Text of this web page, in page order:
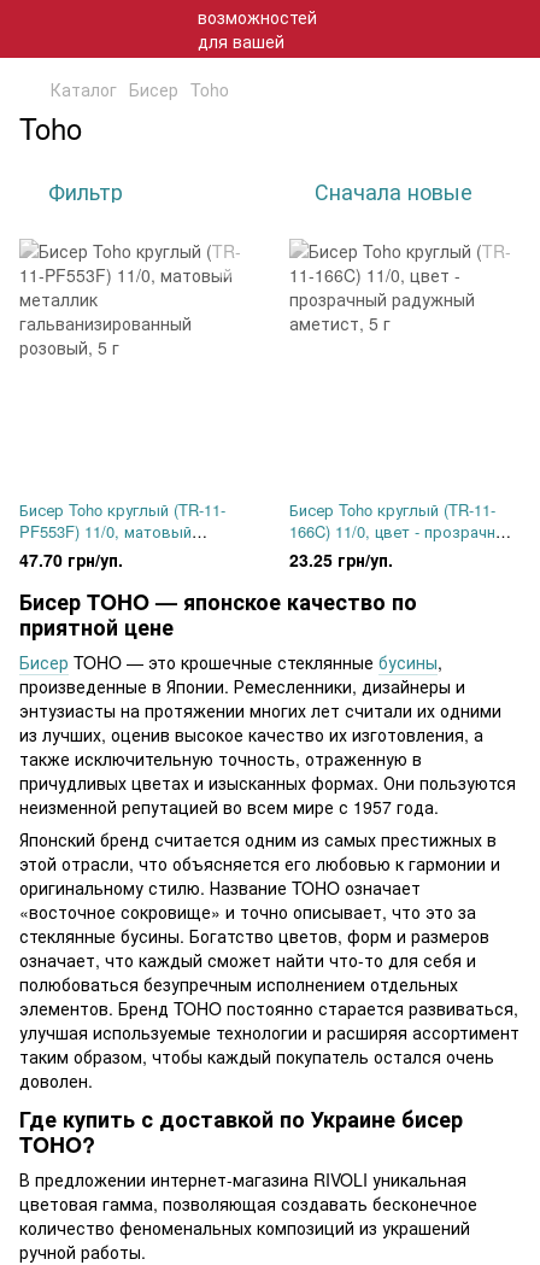
Каталог Бисер Toho
Toho
Фильтр Сначала новые
Бисер Toho круглый (TR-11-
PF553F) 11/0, матовый
металлик
гальванизированный
розовый, 5 г
47.70 грн/уп.
Бисер Toho круглый (TR-11-
166C) 11/0, цвет - прозрачный
радужный аметист, 5 г
23.25 грн/уп.
Бисер TOHO — японское качество по
приятной цене
Бисер TOHO — это крошечные стеклянные бусины,
произведенные в Японии. Ремесленники, дизайнеры и
энтузиасты на протяжении многих лет считали их одними
из лучших, оценив высокое качество их изготовления, а
также исключительную точность, отраженную в
причудливых цветах и изысканных формах. Они пользуются
неизменной репутацией во всем мире с 1957 года.
Японский бренд считается одним из самых престижных в
этой отрасли, что объясняется его любовью к гармонии и
оригинальному стилю. Название TOHO означает
«восточное сокровище» и точно описывает, что это за
стеклянные бусины. Богатство цветов, форм и размеров
означает, что каждый сможет найти что-то для себя и
полюбоваться безупречным исполнением отдельных
элементов. Бренд TOHO постоянно старается развиваться,
улучшая используемые технологии и расширяя ассортимент
таким образом, чтобы каждый покупатель остался очень
доволен.
Где купить с доставкой по Украине бисер
TOHO?
В предложении интернет-магазина RIVOLI уникальная
цветовая гамма, позволяющая создавать бесконечное
количество феноменальных композиций из украшений
ручной работы.